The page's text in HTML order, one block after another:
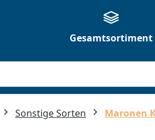
Gesamtsortiment
Sonstige Sorten Maronen